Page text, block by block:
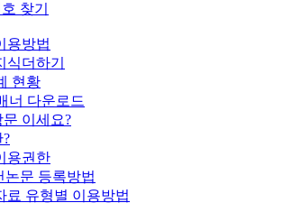
찾기
용방법
식더하기
현황
너 다운로드
문 이세요?
?
용권한
논문 등록방법
료 유형별 이용방법